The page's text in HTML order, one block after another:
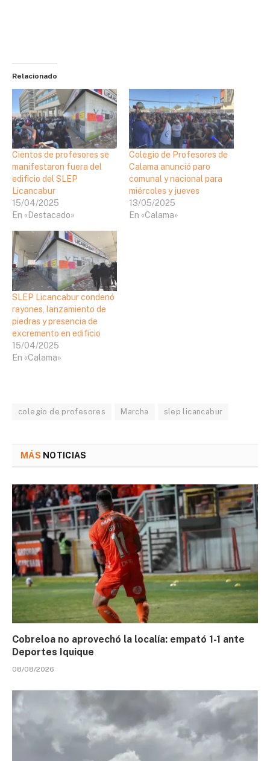
Relacionado
Cientos de profesores se
manifestaron fuera del
edificio del SLEP
Licancabur
15/04/2025
En «Destacado»
Colegio de Profesores de
Calama anunció paro
comunal y nacional para
miércoles y jueves
13/05/2025
En «Calama»
SLEP Licancabur condenó
rayones, lanzamiento de
piedras y presencia de
excremento en edificio
15/04/2025
En «Calama»
colegio de profesores Marcha slep licancabur
MÁS NOTICIAS
Cobreloa no aprovechó la localía: empató 1-1 ante
Deportes Iquique
08/08/2026